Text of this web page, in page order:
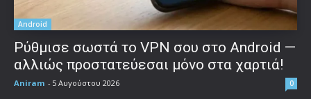
Android
Ρύθμισε σωστά το VPN σου στο Android —
αλλιώς προστατεύεσαι μόνο στα χαρτιά!
Aniram - 5 Αυγούστου 2026 0